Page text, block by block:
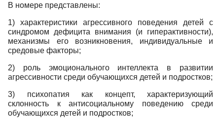
В номере представлены:
1) характеристики агрессивного поведения детей с
синдромом дефицита внимания (и гиперактивности),
механизмы его возникновения, индивидуальные и
средовые факторы;
2) роль эмоционального интеллекта в развитии
агрессивности среди обучающихся детей и подростков;
3) психопатия как концепт, характеризующий
склонность к антисоциальному поведению среди
обучающихся детей и подростков;